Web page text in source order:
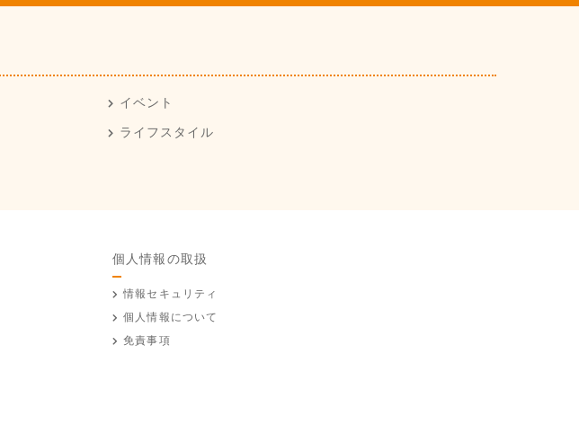
イベント
ライフスタイル
個人情報の取扱
情報セキュリティ
個人情報について
免責事項